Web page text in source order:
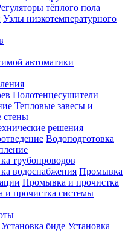
тёплого пола
Узлы низкотемпературного
автоматики
Полотенцесушители
Тепловые завесы и
стены
решения
Водоподготовка
трубопроводов
водоснабжения Промывка
Промывка и прочистка
и прочистка системы
Установка биде Установка